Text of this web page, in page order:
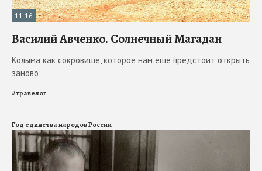
11:16
Василий Авченко. Солнечный Магадан
Колыма как сокровище, которое нам ещё предстоит открыть
заново
#травелог
Год единства народов России